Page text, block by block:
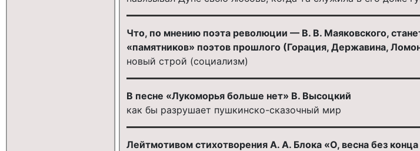
Что, по мнению поэта революции — В. В. Маяковского,
«памятников» поэтов прошлого (Горация, Державина,
новый строй (социализм)
В песне «Лукоморья больше нет» В. Высоцкий
как бы разрушает пушкинско-сказочный мир
Лейтмотивом стихотворения А. А. Блока «О, весна без